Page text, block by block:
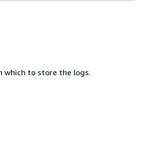
which to store the logs.